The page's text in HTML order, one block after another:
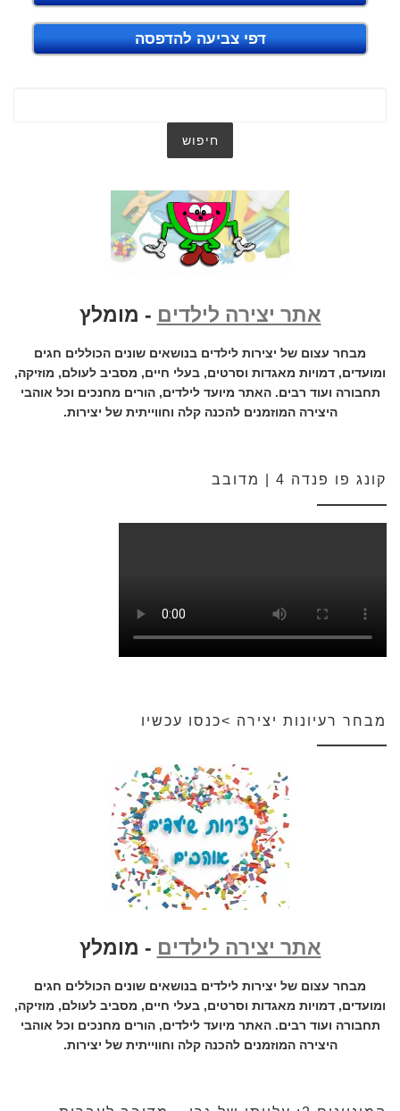
דפי צביעה להדפסה
אתר יצירה לילדים - מומלץ
מבחר עצום של יצירות לילדים בנושאים שונים הכוללים חגים
ומועדים, דמויות מאגדות וסרטים, בעלי חיים, מסביב לעולם, מוזיקה,
תחבורה ועוד רבים. האתר מיועד לילדים, הורים מחנכים וכל אוהבי
היצירה המוזמנים להכנה קלה וחווייתית של יצירות.
קונג פו פנדה 4 | מדובב
מבחר רעיונות יצירה >כנסו עכשיו
אתר יצירה לילדים - מומלץ
מבחר עצום של יצירות לילדים בנושאים שונים הכוללים חגים
ומועדים, דמויות מאגדות וסרטים, בעלי חיים, מסביב לעולם, מוזיקה,
תחבורה ועוד רבים. האתר מיועד לילדים, הורים מחנכים וכל אוהבי
היצירה המוזמנים להכנה קלה וחווייתית של יצירות.